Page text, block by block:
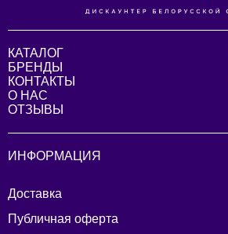
КАТАЛОГ
БРЕНДЫ
КОНТАКТЫ
О НАС
ОТЗЫВЫ
ИНФОРМАЦИЯ
Доставка
Публичная оферта